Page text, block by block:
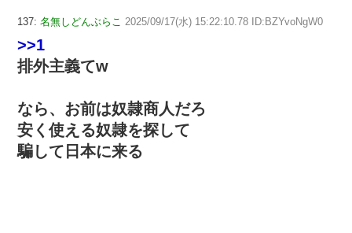
137: 名無しどんぶらこ 2025/09/17(水) 15:22:10.78 ID:BZYvoNgW0
>>1
排外主義てw
なら、お前は奴隷商人だろ
安く使える奴隷を探して
騙して日本に来る